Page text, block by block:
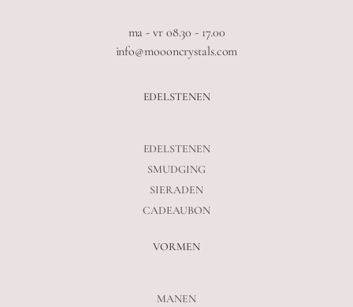
ma - vr 08.30 - 17.00
info@moooncrystals.com
EDELSTENEN
EDELSTENEN
SMUDGING
SIERADEN
CADEAUBON
VORMEN
MANEN